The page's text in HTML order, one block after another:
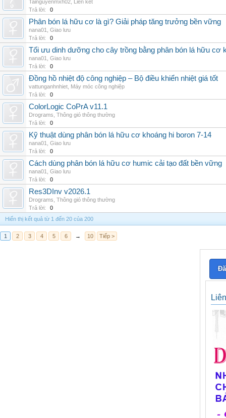
Tainguyenmxh02 Liên kết
Trả lời:
0
Phân bón lá hữu cơ là gì? Giải pháp tăng trưởng bền vững
nana01
Giao lưu
Trả lời:
0
Tối ưu dinh dưỡng cho cây trồng bằng phân bón lá hữu cơ
nana01
Giao lưu
Trả lời:
0
Đồng hồ nhiệt độ công nghiệp – Bộ điều khiển nhiệt giá tốt
vattunganhnhiet Máy móc công nghiệp
Trả lời:
0
ColorLogic CoPrA v11.1
Drograms Thông gió thông thường
Trả lời:
0
Kỹ thuật dùng phân bón lá hữu cơ khoáng hi boron 7-14
nana01
Giao lưu
Trả lời:
0
Cách dùng phân bón lá hữu cơ humic cải tạo đất bền vững
nana01
Giao lưu
Trả lời:
0
Res3DInv v2026.1
Drograms Thông gió thông thường
Trả lời:
0
Hiển thị kết quả từ 1 đến 20 của 200
1 2 3 4 5 6 → 10 Tiếp >